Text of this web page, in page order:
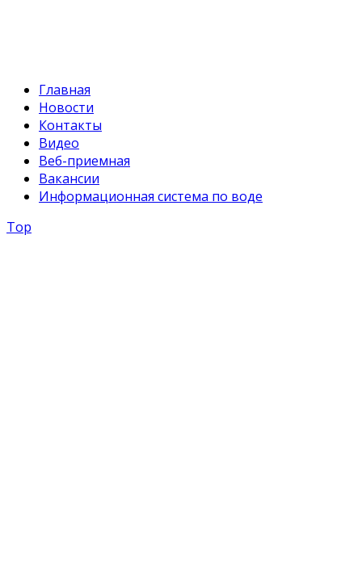
Главная
Новости
Контакты
Видео
Веб-приемная
Вакансии
Информационная система по воде
Top